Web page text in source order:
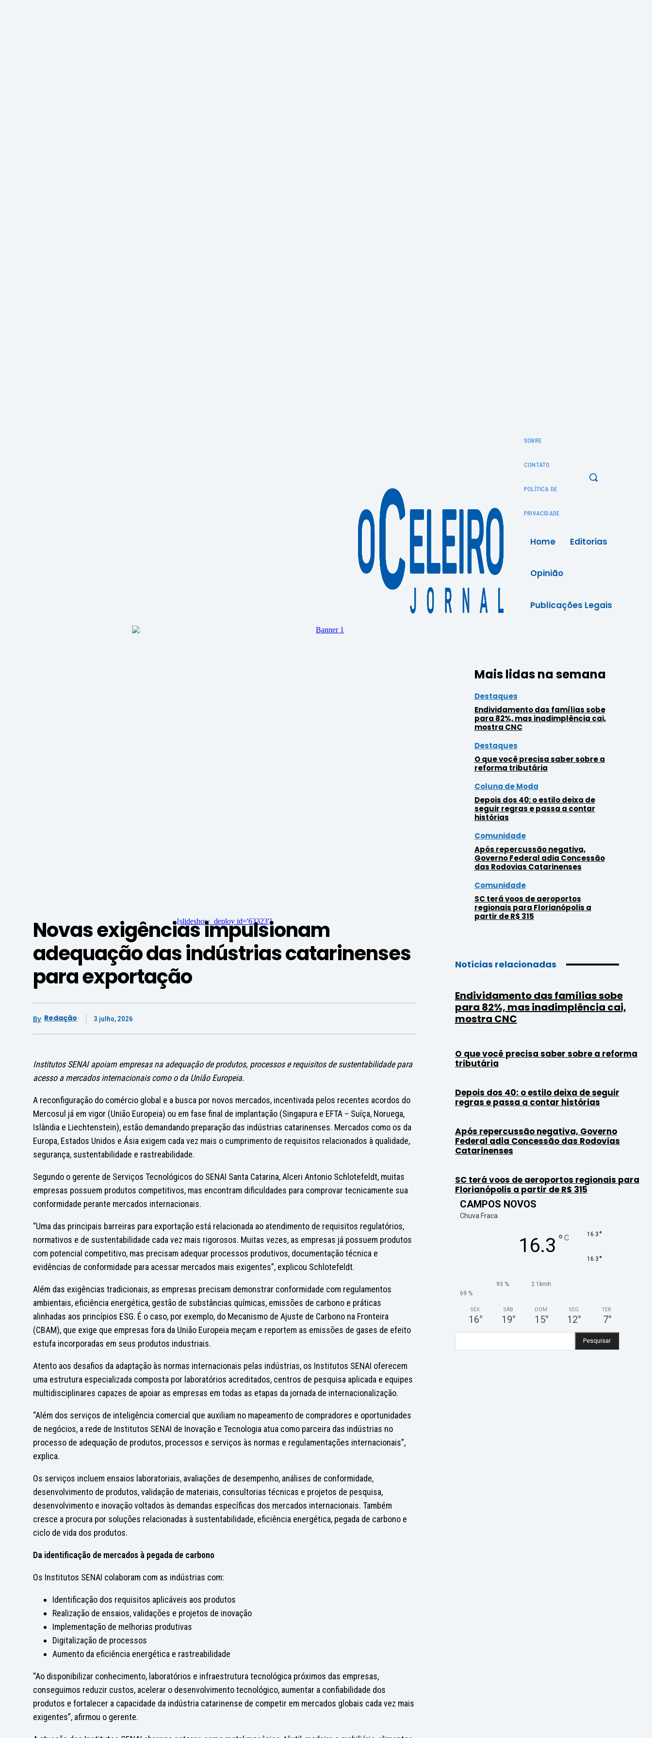
SOBRE
CONTATO
POLÍTICA DE
PRIVACIDADE
Home Editorias
Opinião
Publicações Legais
[slideshow_deploy id='63323']
Novas exigências impulsionam
adequação das indústrias catarinenses
para exportação
By Redação 3 julho, 2026
Institutos SENAI apoiam empresas na adequação de produtos, processos e requisitos de sustentabilidade para
acesso a mercados internacionais como o da União Europeia.
A reconfiguração do comércio global e a busca por novos mercados, incentivada pelos recentes acordos do
Mercosul já em vigor (União Europeia) ou em fase final de implantação (Singapura e EFTA – Suíça, Noruega,
Islândia e Liechtenstein), estão demandando preparação das indústrias catarinenses. Mercados como os da
Europa, Estados Unidos e Ásia exigem cada vez mais o cumprimento de requisitos relacionados à qualidade,
segurança, sustentabilidade e rastreabilidade.
Segundo o gerente de Serviços Tecnológicos do SENAI Santa Catarina, Alceri Antonio Schlotefeldt, muitas
empresas possuem produtos competitivos, mas encontram dificuldades para comprovar tecnicamente sua
conformidade perante mercados internacionais.
“Uma das principais barreiras para exportação está relacionada ao atendimento de requisitos regulatórios,
normativos e de sustentabilidade cada vez mais rigorosos. Muitas vezes, as empresas já possuem produtos
com potencial competitivo, mas precisam adequar processos produtivos, documentação técnica e
evidências de conformidade para acessar mercados mais exigentes”, explicou Schlotefeldt.
Além das exigências tradicionais, as empresas precisam demonstrar conformidade com regulamentos
ambientais, eficiência energética, gestão de substâncias químicas, emissões de carbono e práticas
alinhadas aos princípios ESG. É o caso, por exemplo, do Mecanismo de Ajuste de Carbono na Fronteira
(CBAM), que exige que empresas fora da União Europeia meçam e reportem as emissões de gases de efeito
estufa incorporadas em seus produtos industriais.
Atento aos desafios da adaptação às normas internacionais pelas indústrias, os Institutos SENAI oferecem
uma estrutura especializada composta por laboratórios acreditados, centros de pesquisa aplicada e equipes
multidisciplinares capazes de apoiar as empresas em todas as etapas da jornada de internacionalização.
“Além dos serviços de inteligência comercial que auxiliam no mapeamento de compradores e oportunidades
de negócios, a rede de Institutos SENAI de Inovação e Tecnologia atua como parceira das indústrias no
processo de adequação de produtos, processos e serviços às normas e regulamentações internacionais”,
explica.
Os serviços incluem ensaios laboratoriais, avaliações de desempenho, análises de conformidade,
desenvolvimento de produtos, validação de materiais, consultorias técnicas e projetos de pesquisa,
desenvolvimento e inovação voltados às demandas específicas dos mercados internacionais. Também
cresce a procura por soluções relacionadas à sustentabilidade, eficiência energética, pegada de carbono e
ciclo de vida dos produtos.
Da identificação de mercados à pegada de carbono
Os Institutos SENAI colaboram com as indústrias com:
Identificação dos requisitos aplicáveis aos produtos
Realização de ensaios, validações e projetos de inovação
Implementação de melhorias produtivas
Digitalização de processos
Aumento da eficiência energética e rastreabilidade
“Ao disponibilizar conhecimento, laboratórios e infraestrutura tecnológica próximos das empresas,
conseguimos reduzir custos, acelerar o desenvolvimento tecnológico, aumentar a confiabilidade dos
produtos e fortalecer a capacidade da indústria catarinense de competir em mercados globais cada vez mais
exigentes”, afirmou o gerente.
Mais lidas na semana
Destaques
Endividamento das famílias sobe
para 82%, mas inadimplência cai,
mostra CNC
Destaques
O que você precisa saber sobre a
reforma tributária
Coluna de Moda
Depois dos 40: o estilo deixa de
seguir regras e passa a contar
histórias
Comunidade
Após repercussão negativa,
Governo Federal adia Concessão
das Rodovias Catarinenses
Comunidade
SC terá voos de aeroportos
regionais para Florianópolis a
partir de R$ 315
Notícias relacionadas
Endividamento das famílias sobe
para 82%, mas inadimplência cai,
mostra CNC
O que você precisa saber sobre a reforma
tributária
Depois dos 40: o estilo deixa de seguir
regras e passa a contar histórias
Após repercussão negativa, Governo
Federal adia Concessão das Rodovias
Catarinenses
SC terá voos de aeroportos regionais para
Florianópolis a partir de R$ 315
CAMPOS NOVOS
Chuva Fraca
16.3 ° C 16.3 °
16.3 °
93 %
2.1kmh
69 %
SEX
16°
SÁB
19°
DOM
15°
SEG
12°
TER
7°
Pesquisar